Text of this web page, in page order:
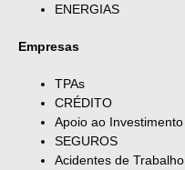
ENERGIAS
Empresas
TPAs
CRÉDITO
Apoio ao Investimento
SEGUROS
Acidentes de Trabalho